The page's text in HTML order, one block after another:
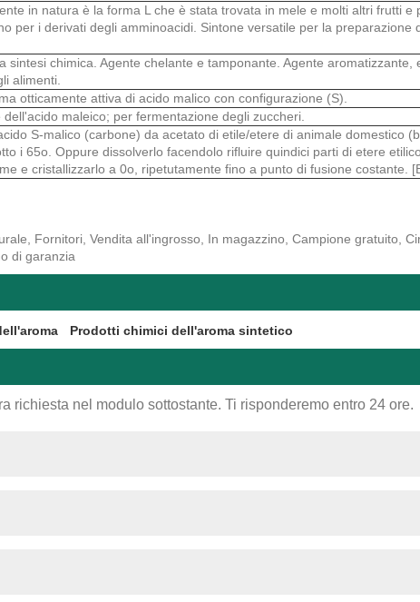
in natura è la forma L che è stata trovata in mele e molti altri frutti e
per i derivati degli amminoacidi. Sintone versatile per la preparazione
sintesi chimica. Agente chelante e tamponante. Agente aromatizzante,
alimenti.
otticamente attiva di acido malico con configurazione (S).
dell'acido maleico; per fermentazione degli zuccheri.
S-malico (carbone) da acetato di etile/etere di animale domestico
i 65o. Oppure dissolverlo facendolo rifluire quindici parti di etere
e cristallizzarlo a 0o, ripetutamente fino a punto di fusione costante.
Fornitori, Vendita all'ingrosso, In magazzino, Campione gratuito,
di garanzia
Prodotti chimici dell'aroma sintetico
richiesta nel modulo sottostante. Ti risponderemo entro 24 ore.